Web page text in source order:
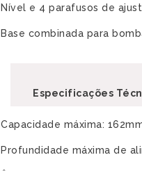
Nível e 4 parafusos de
Base combinada para
Especificações
Capacidade máxima:
Profundidade máxima de